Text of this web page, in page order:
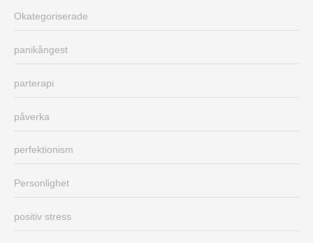
Okategoriserade
panikångest
parterapi
påverka
perfektionism
Personlighet
positiv stress